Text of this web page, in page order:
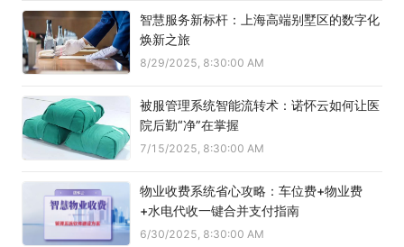
智慧服务新标杆：上海高端别墅区的数字化
焕新之旅
8/29/2025, 8:30:00 AM
被服管理系统智能流转术：诺怀云如何让医
院后勤“净”在掌握
7/15/2025, 8:30:00 AM
物业收费系统省心攻略：车位费+物业费
+水电代收一键合并支付指南
6/30/2025, 8:30:00 AM